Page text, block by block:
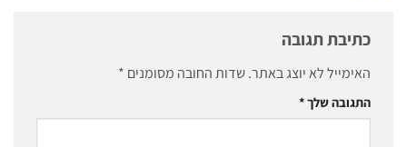
כתיבת תגובה
האימייל לא יוצג באתר.שדות החובה מסומנים *
התגובה שלך*